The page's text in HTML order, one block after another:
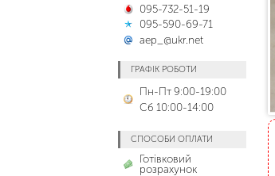
095-732-51-19
095-590-69-71
aep_@ukr.net
ГРАФІК РОБОТИ
Пн-Пт 9:00-19:00
Сб 10:00-14:00
СПОСОБИ ОПЛАТИ
Готівковий
розрахунок